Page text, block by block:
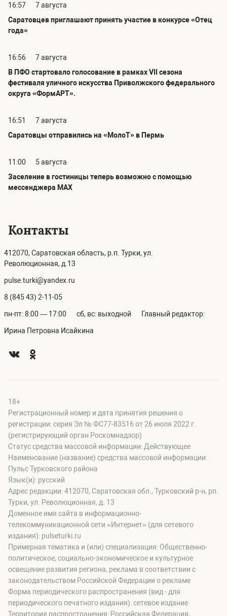
16:57
7 августа
Саратовцев приглашают принять участие в конкурсе «Отец
года»
16:56
7 августа
В ПФО стартовало голосование в рамках VII сезона
фестиваля уличного искусства Приволжского федерального
округа «ФормАРТ».
16:51
7 августа
Саратовцы отправились на «МолоТ» в Пермь
11:00
5 августа
Заселение в гостиницы теперь возможно с помощью
мессенджера MAX
Контакты
412070, Саратовская область, р.п. Турки, ул.
Революционная, д.13
pulse.turki@yandex.ru
8 (845 43) 2-11-05
пн-пт: 8:00 — 17:00 сб, вс: выходной Главный редактор:
Ирина Петровна Исайкина
18+
Регистрационный номер и дата принятия решения о
регистрации: серия Эл № ФС77-83516 от 26 июля 2022 г.
(регистрирующий орган Роскомнадзор)
Статус средства массовой информации: Действующее
Наименование (название) средства массовой информации:
Пульс Турковского района
Язык(и): русский
Адрес редакции: 412070, Саратовская обл., Турковский р-н, рп.
Турки, ул. Революционная, д. 13
Доменное имя сайта в информационно-
телекоммуникационной сети «Интернет» (для сетевого
издания): pulseturki.ru
Примерная тематика и (или) специализация: Общественно-
политическое, социально-экономическое и культурное
освещение развития региона, реклама в соответствии с
законодательством Российской Федерации о рекламе
Форма периодического распространения (вид - для
периодического печатного издания): сетевое издание
Территория распространения: Российская Федерация,